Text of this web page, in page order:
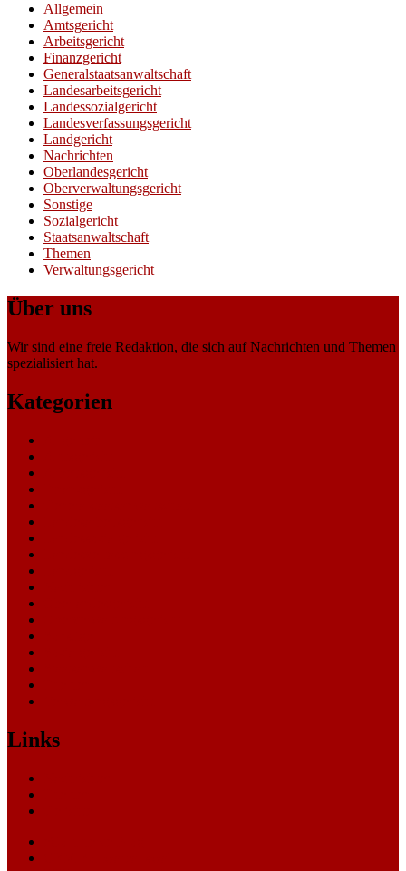
Allgemein
Amtsgericht
Arbeitsgericht
Finanzgericht
Generalstaatsanwaltschaft
Landesarbeitsgericht
Landessozialgericht
Landesverfassungsgericht
Landgericht
Nachrichten
Oberlandesgericht
Oberverwaltungsgericht
Sonstige
Sozialgericht
Staatsanwaltschaft
Themen
Verwaltungsgericht
Über uns
Wir sind eine freie Redaktion, die sich auf Nachrichten und Themen
spezialisiert hat.
Kategorien
Links